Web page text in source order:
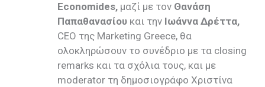
Economides, μαζί με τον Θανάση
Παπαθανασίου και την Ιωάννα Δρέττα,
CEO της Marketing Greece, θα
ολοκληρώσουν το συνέδριο με τα closing
remarks και τα σχόλια τους, και με
moderator τη δημοσιογράφο Χριστίνα